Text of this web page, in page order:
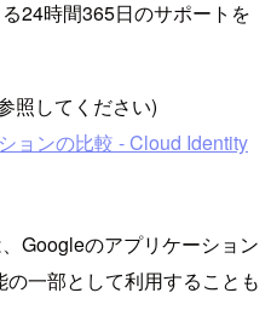
24時間365日のサポートを
照してください)
ョンの比較 - Cloud Identity
Googleのアプリケーション
の一部として利用することも